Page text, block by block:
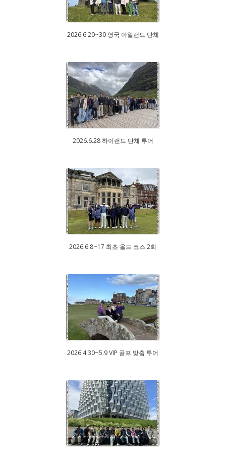
2026.6.20~30 영국 아일랜드 단체
2026.6.28 하이랜드 단체 투어
2026.6.8~17 최초 올드 코스 2회
2026.4.30~5.9 VIP 골프 맞춤 투어